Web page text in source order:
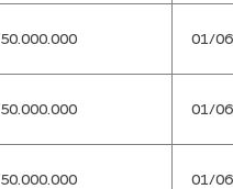
50.000.000 01/
50.000.000 01/
50.000.000 01/